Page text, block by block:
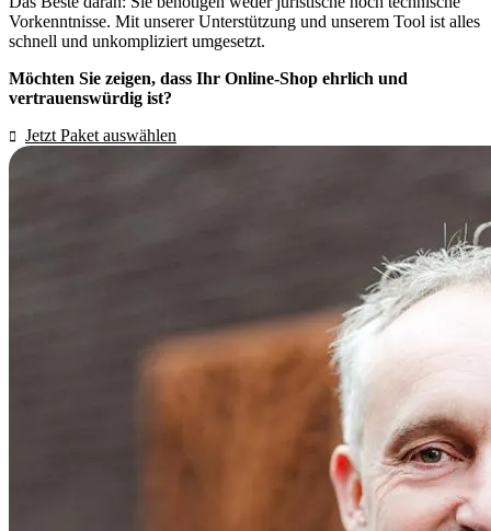
Vorkenntnisse. Mit unserer Unterstützung und unserem Tool ist alles
schnell und unkompliziert umgesetzt.
Möchten Sie zeigen, dass Ihr Online-Shop ehrlich und
vertrauenswürdig ist?
Jetzt Paket auswählen